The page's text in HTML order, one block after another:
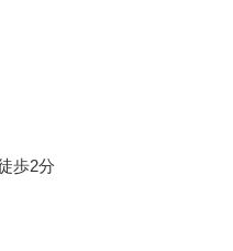
歩2分